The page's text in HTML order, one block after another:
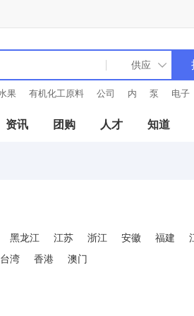
有机化工原料 公司 内 泵 电子 绿色
资讯 团购 人才 知道
黑龙江 江苏 浙江 安徽 福建
台湾 香港 澳门